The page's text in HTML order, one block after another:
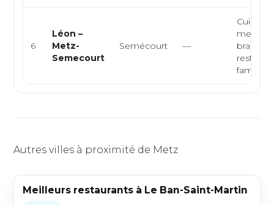
6
Léon –
Metz-
Semecourt
Semécourt —
Cuisine
mer, fish
familia...
Autres villes à proximité de Metz
Meilleurs restaurants à Le Ban-Saint-Martin